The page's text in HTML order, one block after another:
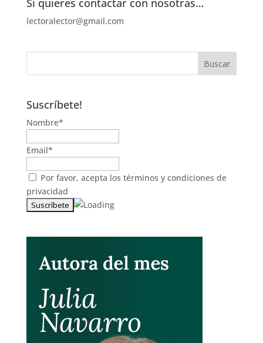
Si quieres contactar con nosotras…
lectoralector@gmail.com
Suscríbete!
Nombre*
Email*